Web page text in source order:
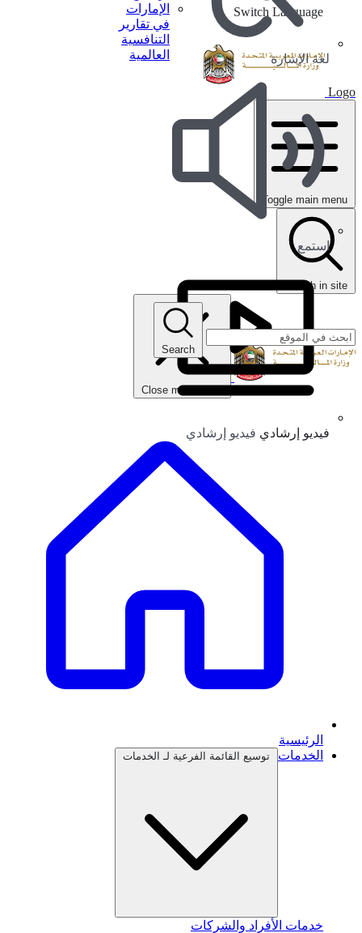
الإمارات
في تقارير
التنافسية
العالمية
لغة الإشارة
استمع
فيديو إرشادي فيديو إرشادي
Switch Language
Logo
Toggle main menu
search in site
Close main menu
Search
الرئيسية
الخدمات
توسيع القائمة الفرعية لـ الخدمات
خدمات الأفراد والشركات